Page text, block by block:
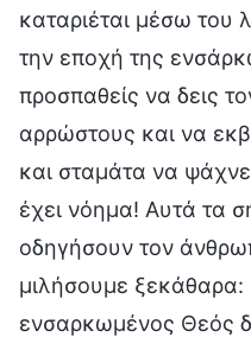
καταριέται μέσω του
την εποχή της
προσπαθείς να δεις
αρρώστους και να
και σταμάτα να
έχει νόημα! Αυτά τα
οδηγήσουν τον
μιλήσουμε
ενσαρκωμένος Θεός